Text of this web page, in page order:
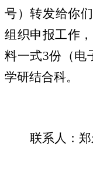
号）转发给你
组织申报工作
料一式3份（电
学研结合科。
联系人：